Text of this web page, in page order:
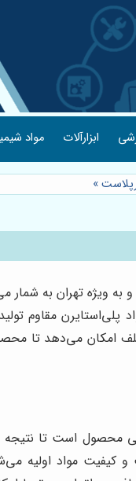
ابزارآلات مواد
»
به ویژه تهران به
پلی‌استایرن مقاوم
امکان می‌دهد تا
است تا نتیجه
مواد اولیه